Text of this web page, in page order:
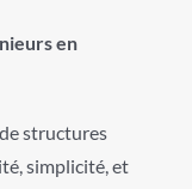
en
structures
simplicité, et